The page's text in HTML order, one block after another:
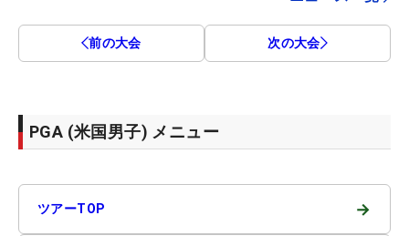
前の大会 次の大会
PGA (米国男子) メニュー
ツアーTOP →